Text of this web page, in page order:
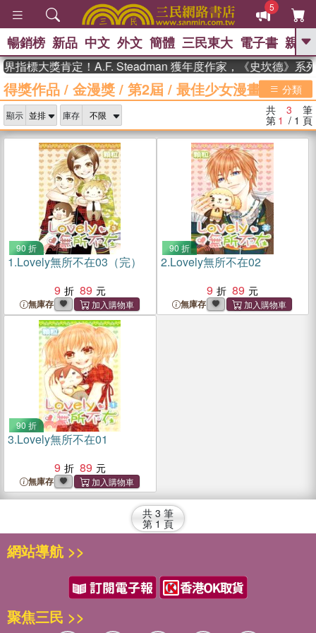
5
GO
熱搜： 東野圭吾 、 高希均教授回憶錄
、 The Odyssey 、 父親節 、 如果歷
國際布克
獎 臺灣漫遊錄 、 方念華 、 台灣的李
數學女孩：黎曼猜想
偉大的迷走神經
暢銷榜 新品 中文 外文 簡體 三民東大 電子書 親子
指標大獎肯定！A.F. Steadman 獲年度作家，《史坎德》系
得獎作品 / 金漫獎 / 第2屆 / 最佳少女漫畫獎 分類
顯示 庫存 共 3 筆
第 1 / 1 頁
90 折
1.Lovely無所不在03（完）
9
89
無庫存
90 折
2.Lovely無所不在02
9
89
無庫存
90 折
3.Lovely無所不在01
9
89
無庫存
共 3 筆
第 1 頁
網站導航 >>
聚焦三民 >>